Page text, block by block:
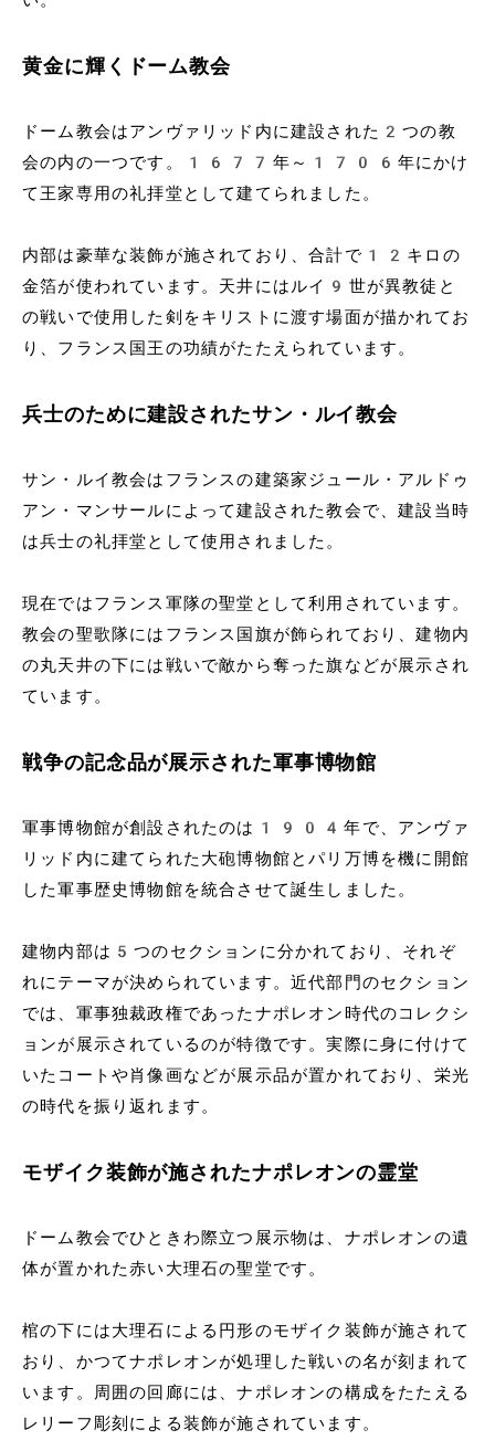
黄金に輝くドーム教会
ドーム教会はアンヴァリッド内に建設された2つの教
会の内の一つです。1677年～1706年にかけ
て王家専用の礼拝堂として建てられました。
内部は豪華な装飾が施されており、合計で12キロの
金箔が使われています。天井にはルイ9世が異教徒と
の戦いで使用した剣をキリストに渡す場面が描かれてお
り、フランス国王の功績がたたえられています。
兵士のために建設されたサン・ルイ教会
サン・ルイ教会はフランスの建築家ジュール・アルドゥ
アン・マンサールによって建設された教会で、建設当時
は兵士の礼拝堂として使用されました。
現在ではフランス軍隊の聖堂として利用されています。
教会の聖歌隊にはフランス国旗が飾られており、建物内
の丸天井の下には戦いで敵から奪った旗などが展示され
ています。
戦争の記念品が展示された軍事博物館
軍事博物館が創設されたのは1904年で、アンヴァ
リッド内に建てられた大砲博物館とパリ万博を機に開館
した軍事歴史博物館を統合させて誕生しました。
建物内部は5つのセクションに分かれており、それぞ
れにテーマが決められています。近代部門のセクション
では、軍事独裁政権であったナポレオン時代のコレクシ
ョンが展示されているのが特徴です。実際に身に付けて
いたコートや肖像画などが展示品が置かれており、栄光
の時代を振り返れます。
モザイク装飾が施されたナポレオンの霊堂
ドーム教会でひときわ際立つ展示物は、ナポレオンの遺
体が置かれた赤い大理石の聖堂です。
棺の下には大理石による円形のモザイク装飾が施されて
おり、かつてナポレオンが処理した戦いの名が刻まれて
います。周囲の回廊には、ナポレオンの構成をたたえる
レリーフ彫刻による装飾が施されています。